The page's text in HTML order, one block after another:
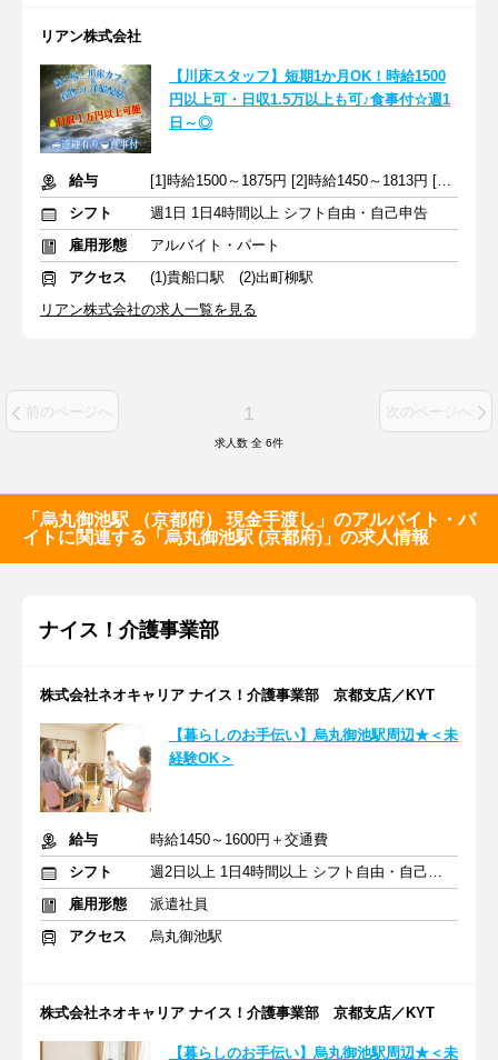
リアン株式会社
【川床スタッフ】短期1か月OK！時給1500
円以上可・日収1.5万以上も可♪食事付☆週1
日～◎
給与
[1]時給1500～1875円 [2]時給1450～1813円 [3]時給1300～1625円
シフト
週1日 1日4時間以上 シフト自由・自己申告
雇用形態
アルバイト・パート
アクセス
(1)貴船口駅 (2)出町柳駅
リアン株式会社の求人一覧を見る
前のページへ 1 次のページへ
求人数 全 6件
「烏丸御池駅 （京都府） 現金手渡し」のアルバイト・バ
イトに関連する「烏丸御池駅 (京都府)」の求人情報
ナイス！介護事業部
株式会社ネオキャリア ナイス！介護事業部 京都支店／KYT
【暮らしのお手伝い】烏丸御池駅周辺★＜未
経験OK＞
給与
時給1450～1600円＋交通費
シフト
週2日以上 1日4時間以上 シフト自由・自己申告
雇用形態
派遣社員
アクセス
烏丸御池駅
株式会社ネオキャリア ナイス！介護事業部 京都支店／KYT
【暮らしのお手伝い】烏丸御池駅周辺★＜未